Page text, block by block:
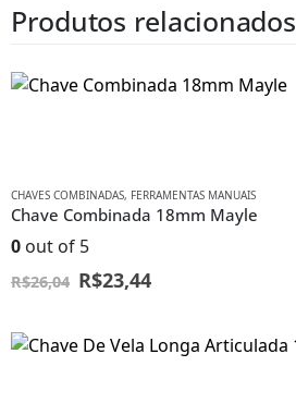
Produtos relacionados
CHAVES COMBINADAS, FERRAMENTAS MANUAIS
Chave Combinada 18mm Mayle
0 out of 5
R$26,04 R$23,44